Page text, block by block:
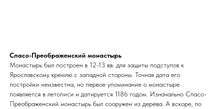
Спасо-Преображенский монастырь
Монастырь был построен в 12-13 вв. для защиты подступов к
Ярославскому кремлю с западной стороны. Точная дата его
постройки неизвестна, но первое упоминание о монастыре
появляется в летописи и датируется 1186 годом. Изначально Спасо-
Преображенский монастырь был сооружен из дерева. А вскоре, по